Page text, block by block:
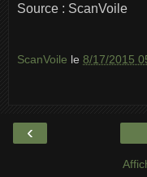
Source : ScanVoile
ScanVoile le 8/17/2015
‹